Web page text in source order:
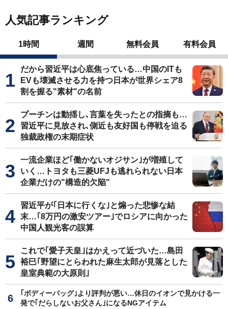
人気記事ランキング
1時間 週間 無料会員 有料会員
だから習近平は心底焦っている…中国のITも
EVも壊滅させる力を持つ日本が世界シェア8
割を握る"素材"の名前
プーチンは動揺し､言葉を失ったとの指摘も…
習近平に見放され､側近も友好国も停戦を迫る
独裁政権の末期症状
一流企業ほど｢働かないオジサン｣が増殖して
いく…トヨタも三菱UFJも逃れられない日本
企業だけの"構造的欠陥"
習近平が｢日本に行くな｣と煽った悲惨な結
末…｢8万円の激安ツアー｣でロシアに向かった
中国人観光客の誤算
これで｢愛子天皇｣はかえって近づいた…島田
裕巳｢野望にとらわれた麻生太郎が見落とした
皇室典範の大原則｣
｢ボディーバッグ｣より評判が悪い…休日のイオンで見かける一
発で｢だらしないお父さん｣になるNGアイテム